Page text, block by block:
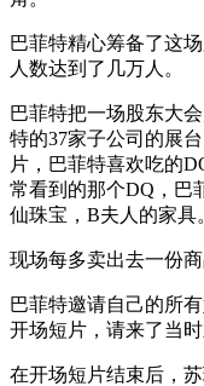
巴菲特精心筹备了这
人数达到了几万人。
巴菲特把一场股东大
特的37家子公司的展
片，巴菲特喜欢吃的
常看到的那个DQ，巴
仙珠宝，B夫人的家具
现场每多卖出去一份
巴菲特邀请自己的所
开场短片，请来了当
在开场短片结束后，